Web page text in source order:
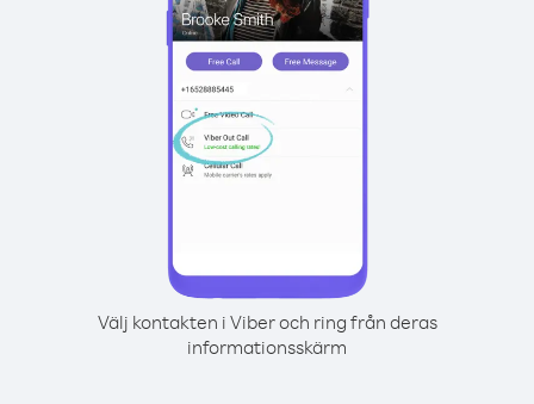
Välj kontakten i Viber och ring från deras
informationsskärm